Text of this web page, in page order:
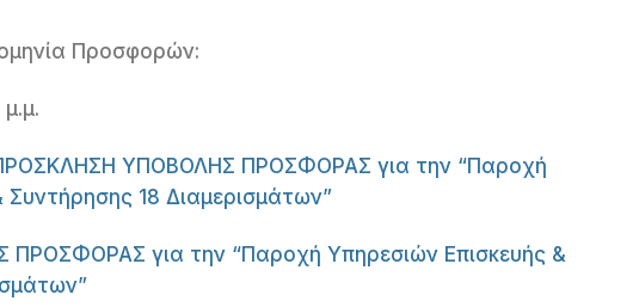
Προσφορών:
ΥΠΟΒΟΛΗΣ ΠΡΟΣΦΟΡΑΣ για την “Παροχή
Συντήρησης 18 Διαμερισμάτων”
για την “Παροχή Υπηρεσιών Επισκευής &